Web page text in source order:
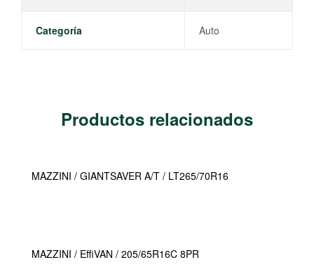
Categoría Auto
Productos relacionados
MAZZINI / GIANTSAVER A/T / LT265/70R16
MAZZINI / EffiVAN / 205/65R16C 8PR